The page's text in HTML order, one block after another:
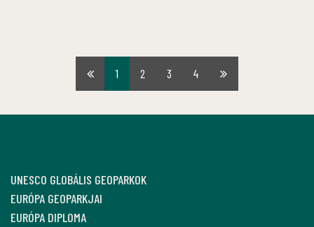
Első1 2 3 4
Utolsó
UNESCO GLOBÁLIS GEOPARKOK
EURÓPA GEOPARKJAI
EURÓPA DIPLOMA